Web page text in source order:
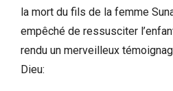
la mort du fils de la femme
empêché de ressusciter
rendu un merveilleux
Dieu: